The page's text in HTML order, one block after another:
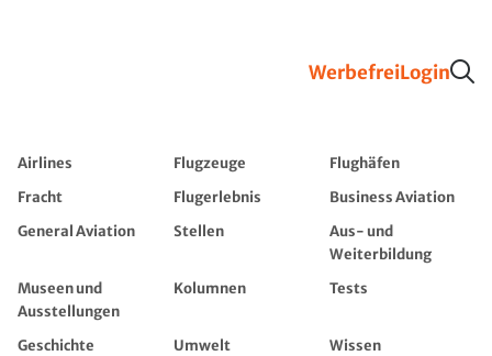
WerbefreiLogin
Airlines Flugzeuge
Flughäfen
Fracht
Flugerlebnis
Business Aviation
General Aviation
Stellen
Aus- und
Weiterbildung
Museen und
Ausstellungen
Kolumnen Tests
Geschichte Umwelt
Wissen